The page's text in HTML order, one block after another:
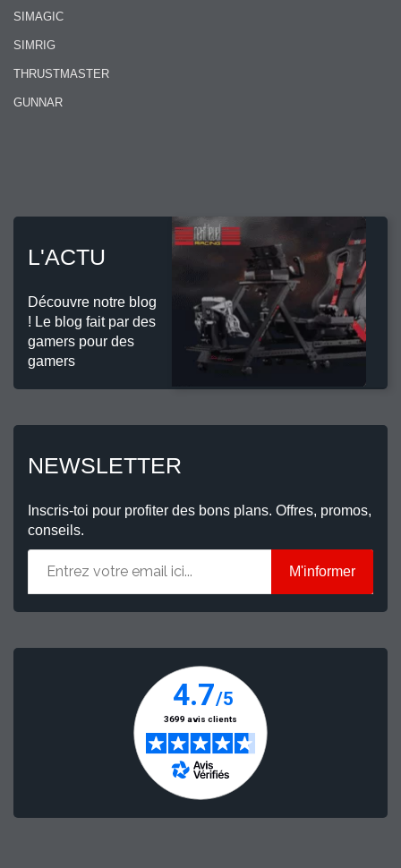
SIMAGIC
SIMRIG
THRUSTMASTER
GUNNAR
L'ACTU
Découvre notre blog
! Le blog fait par des
gamers pour des
gamers
NEWSLETTER
Inscris-toi pour profiter des bons plans. Offres, promos,
conseils.
M'informer